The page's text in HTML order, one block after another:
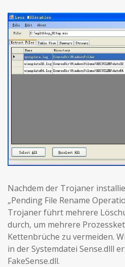
Nachdem der Trojaner
„Pending File Rename
Trojaner führt mehrere
durch, um mehrere
Kettenbrüche zu vermeiden.
in der Systemdatei Sense.dlll
FakeSense.dll.